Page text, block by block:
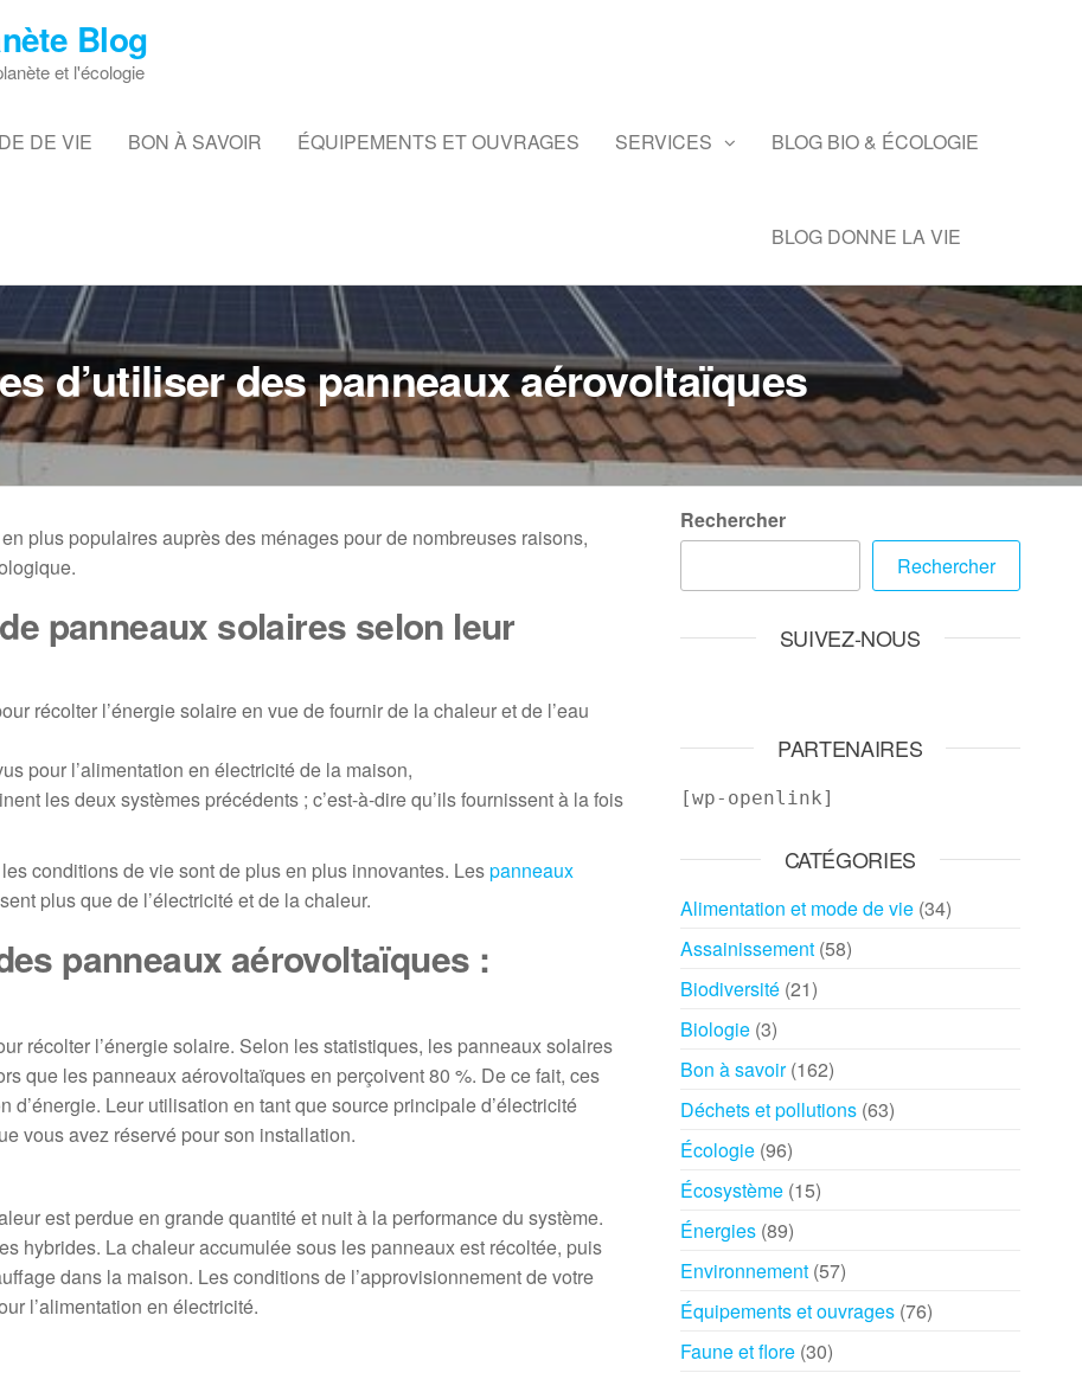
Blog
et l'écologie
DE VIE BON À SAVOIR ÉQUIPEMENTS ET OUVRAGES SERVICES BLOG BIO & ÉCOLOGIE
BLOG DONNE LA VIE
d’utiliser des panneaux aérovoltaïques
plus populaires auprès des ménages pour de nombreuses raisons,
panneaux solaires selon leur
récolter l’énergie solaire en vue de fournir de la chaleur et de l’eau
pour l’alimentation en électricité de la maison,
les deux systèmes précédents ; c’est-à-dire qu’ils fournissent à la fois
conditions de vie sont de plus en plus innovantes. Lespanneaux
plus que de l’électricité et de la chaleur.
panneaux aérovoltaïques :
récolter l’énergie solaire. Selon les statistiques, les panneaux solaires
que les panneaux aérovoltaïques en perçoivent 80 %. De ce fait, ces
Leur utilisation en tant que source principale d’électricité
vous avez réservé pour son installation.
est perdue en grande quantité et nuit à la performance du système.
hybrides. La chaleur accumulée sous les panneaux est récoltée, puis
dans la maison. Les conditions de l’approvisionnement de votre
l’alimentation en électricité.
Rechercher
Rechercher
SUIVEZ-NOUS
PARTENAIRES
[wp-openlink]
CATÉGORIES
Alimentation et mode de vie(34)
Assainissement(58)
Biodiversité(21)
Biologie(3)
Bon à savoir(162)
Déchets et pollutions(63)
Écologie(96)
Écosystème(15)
Énergies(89)
Environnement(57)
Équipements et ouvrages(76)
Faune et flore(30)